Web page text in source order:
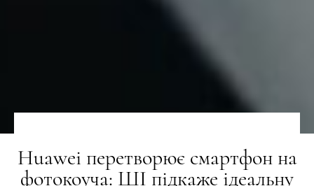
Huawei перетворює смартфон на
фотокоуча: ШІ підкаже ідеальну